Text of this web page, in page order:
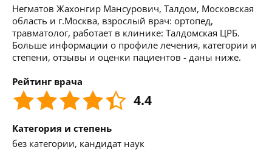
Негматов Жахонгир Мансурович, Талдом, Московская
область и г.Москва, взрослый врач: ортопед,
травматолог, работает в клинике: Талдомская ЦРБ.
Больше информации о профиле лечения, категории и
степени, отзывы и оценки пациентов - даны ниже.
Рейтинг врача
4.4
Категория и степень
без категории, кандидат наук